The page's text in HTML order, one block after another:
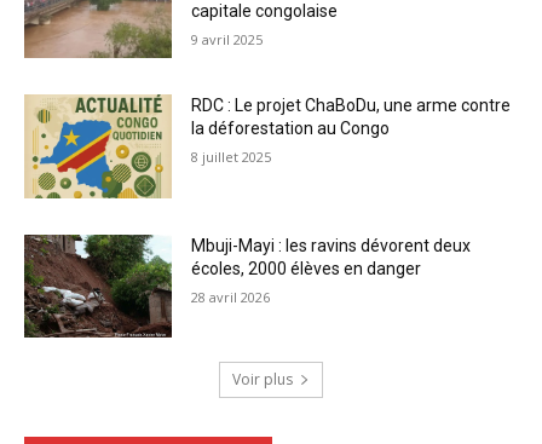
capitale congolaise
9 avril 2025
RDC : Le projet ChaBoDu, une arme contre
la déforestation au Congo
8 juillet 2025
Mbuji-Mayi : les ravins dévorent deux
écoles, 2000 élèves en danger
28 avril 2026
Voir plus